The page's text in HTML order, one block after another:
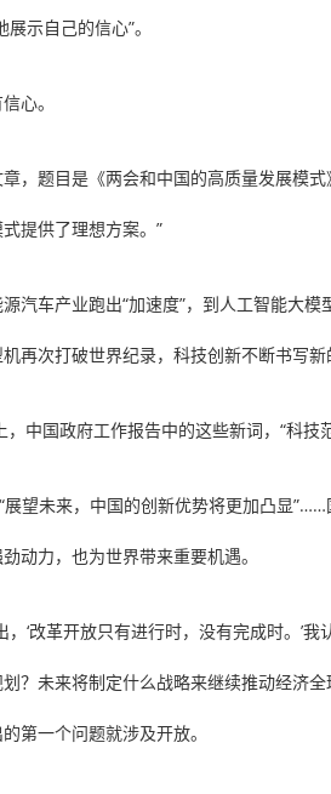
示自己的信心”。
心。
，题目是《两会和中国的高质量发展模
提供了理想方案。”
汽车产业跑出“加速度”，到人工智能大模
再次打破世界纪录，科技创新不断书写新
中国政府工作报告中的这些新词，“科技
望未来，中国的创新优势将更加凸显
动力，也为世界带来重要机遇。
‘改革开放只有进行时，没有完成时。’
？未来将制定什么战略来继续推动经济
第一个问题就涉及开放。